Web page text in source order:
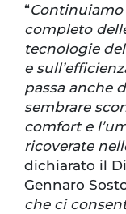
“
completo
tecnologie
e
passa anche
sembrare
comfort e
ricoverate
dichiarato il
Gennaro
che ci